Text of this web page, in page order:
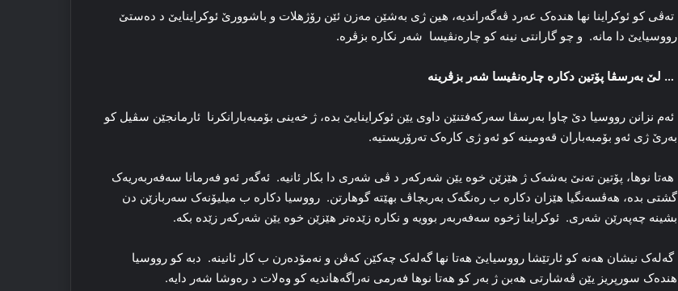
ته‌ڤی کو ئوکراینا نها هنده‌ک عه‌رد ڤه‌گه‌راندیه‌، هین ژی به‌شێن مه‌زن ئێن رۆژهلات و باشوورێ ئوکراینایێ د ده‌ستێ
رووسیایێ دا مانە. و چو گارانتی نینە کو چارەنڤیسا شه‌ر نکاره‌ بزڤره‌.
… لێ به‌رسڤا پۆتین دکاره‌ چارەنڤیسا شه‌ر بزڤرینه‌
ئه‌م نزانن رووسیا دێ چاوا به‌رسڤا سه‌رکه‌فتنێن داوی یێن ئوکراینایێ بدە، ژ خه‌ینی بۆمبه‌بارانکرنا ئارمانجێن سڤیل کو
به‌رێ ژی ئەو بۆمبەباران قەومینە کو ئەو ژی کارەک تەرۆریستیە.
هه‌تا نوها، پۆتین ته‌نێ به‌شه‌ک ژ هێزێن خوە یێن شه‌رکه‌ر د ڤی شەری دا بکار ئانیه‌. ئەگه‌ر ئه‌و فه‌رمانا سه‌فه‌ربه‌ریه‌ک
گشتی بده‌، هه‌ڤسه‌نگیا هێزان دکاره‌ ب ره‌نگه‌ک به‌ربچاڤ بهێتە گوهارتن. رووسیا دکاره‌ ب میلیۆنه‌ک سەربازێن دن
بشینه‌ چەپەرێن شەری. ئوکراینا ژخوه‌ سه‌فه‌ربه‌ر بوویه‌ و نکاره‌ زێده‌تر هێزێن خوه‌ یێن شه‌رکەر زێده‌ بکه‌.
گه‌له‌ک نیشان هه‌نه‌ کو ئارتێشا رووسیایێ هه‌تا نها گه‌له‌ک چه‌کێن که‌ڤن و نەمۆدەرن ب کار ئانینه‌. دبه‌ کو رووسیا
هندەک سورپریز یێن ڤەشارتی هەبن ژ به‌ر کو هەتا نوها فه‌رمی نەراگەهاندیە کو وەلات د رەوشا شه‌ر دایه‌.